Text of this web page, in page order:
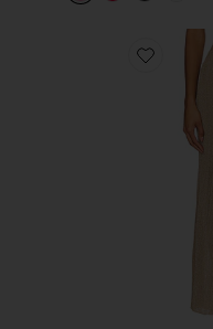
Favorite